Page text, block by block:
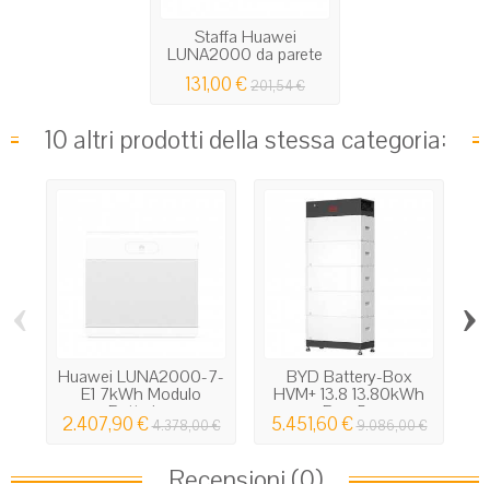
Staffa Huawei
LUNA2000 da parete
per...
131,00 €201,54 €
10 altri prodotti della stessa categoria:
Huawei LUNA2000-7-
E1 7kWh Modulo
Batteria...
2.407,90 €4.378,00 €
BYD Battery-Box
HVM+ 13.8 13.80kWh
Box 5...
5.451,60 €9.086,00 €
‹ ›